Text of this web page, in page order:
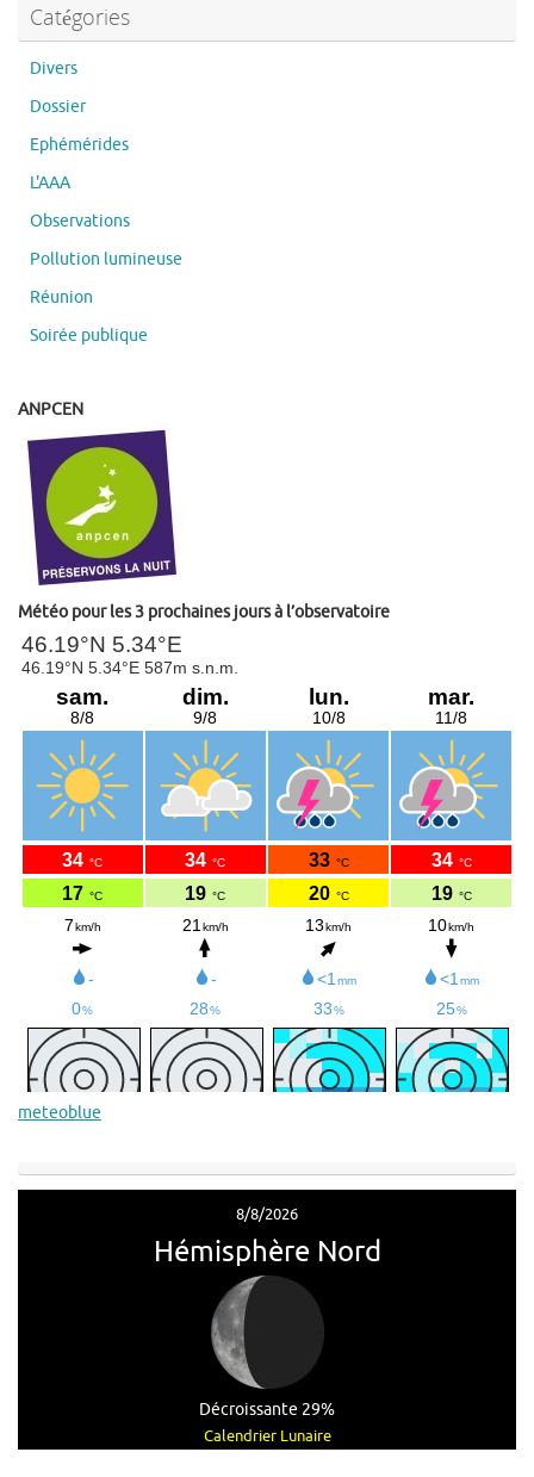
Catégories
Divers
Dossier
Ephémérides
L'AAA
Observations
Pollution lumineuse
Réunion
Soirée publique
ANPCEN
Météo pour les 3 prochaines jours à l’observatoire
meteoblue
8/8/2026
Hémisphère Nord
Décroissante 29%
Calendrier Lunaire